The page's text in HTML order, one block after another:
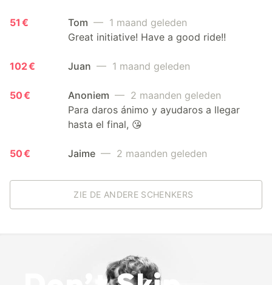
51 € Tom — 1 maand geleden
Great initiative! Have a good ride!!
102 € Juan — 1 maand geleden
50 € Anoniem — 2 maanden geleden
Para daros ánimo y ayudaros a llegar
hasta el final, 😘
50 € Jaime — 2 maanden geleden
ZIE DE ANDERE SCHENKERS